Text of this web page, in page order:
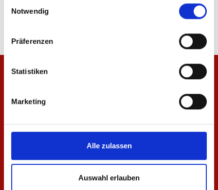
Notwendig
Präferenzen
Statistiken
Marketing
Alle zulassen
Auswahl erlauben